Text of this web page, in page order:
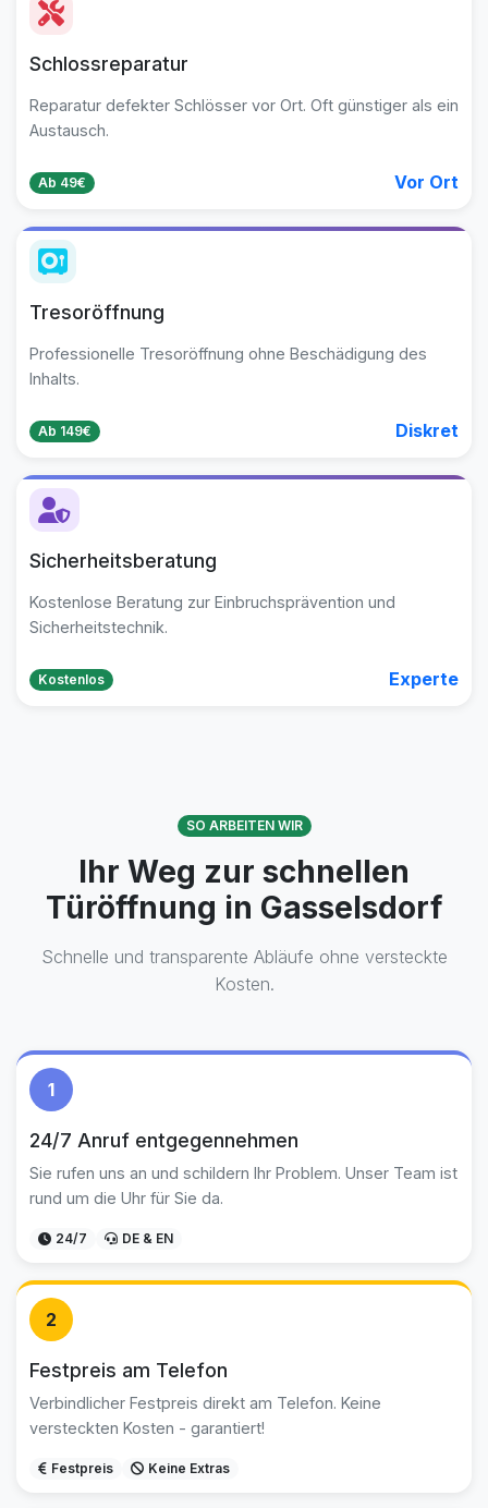
Schlossreparatur
Reparatur defekter Schlösser vor Ort. Oft günstiger als ein
Austausch.
Ab 49€ Vor Ort
Tresoröffnung
Professionelle Tresoröffnung ohne Beschädigung des
Inhalts.
Ab 149€ Diskret
Sicherheitsberatung
Kostenlose Beratung zur Einbruchsprävention und
Sicherheitstechnik.
Kostenlos Experte
SO ARBEITEN WIR
Ihr Weg zur schnellen
Türöffnung in Gasselsdorf
Schnelle und transparente Abläufe ohne versteckte
Kosten.
1
24/7 Anruf entgegennehmen
Sie rufen uns an und schildern Ihr Problem. Unser Team ist
rund um die Uhr für Sie da.
24/7 DE & EN
2
Festpreis am Telefon
Verbindlicher Festpreis direkt am Telefon. Keine
versteckten Kosten - garantiert!
Festpreis Keine Extras